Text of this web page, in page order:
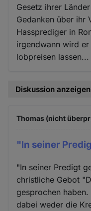
Gesetz ihrer
Gedanken über ihr
Hassprediger in
irgendwann wird
lobpreisen lassen...
Diskussion anzeigen
Thomas (nicht
"In seiner
"In seiner Predigt
christliche Gebot
gesprochen
dabei weder die